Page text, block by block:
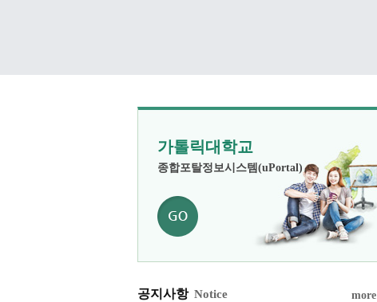
가톨릭대학교
종합포탈정보시스템(uPortal)
공지사항 Notice more